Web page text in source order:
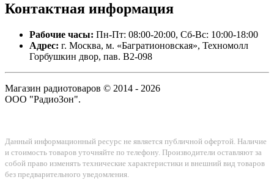
Контактная информация
Рабочие часы: Пн-Пт: 08:00-20:00, Сб-Вс: 10:00-18:00
Адрес: г. Москва, м. «Багратионовская», Техномолл
Горбушкин двор, пав. B2-098
Магазин радиотоваров © 2014 - 2026
ООО "РадиоЗон".
Данный информационный ресурс не является публичной офертой. Наличие
и стоимость товаров уточняйте по телефону. Производители оставляют за
собой право изменять технические характеристики и внешний вид товаров
без предварительного уведомления.